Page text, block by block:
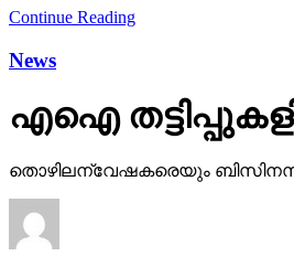
Continue Reading
News
എഐ
തൊഴിലന്വേഷകരെയും